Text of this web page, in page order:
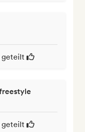
geteilt
geteilt